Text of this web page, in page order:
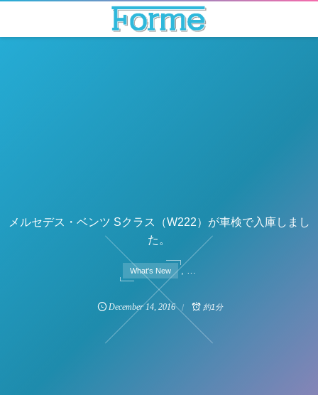
メルセデス・ベンツ Sクラス（W222）が車検で入庫しまし
た。
What's New , …
December 14,2016 約1分